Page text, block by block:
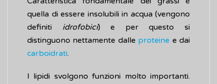
quella di essere insolubili in acqua (vengono
definiti idrofobici) e per questo si
distinguono nettamente dalle proteine e dai
carboidrati.
I lipidi svolgono funzioni molto importanti.